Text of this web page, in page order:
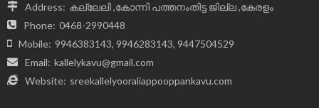
Address: കല്ലേലി ,കോന്നി പത്തനംതിട്ട ജില്ല ,കേരളം
Phone: 0468-2990448
Mobile: 9946383143, 9946283143, 9447504529
Email: kallelykavu@gmail.com
Website: sreekallelyooraliappooppankavu.com